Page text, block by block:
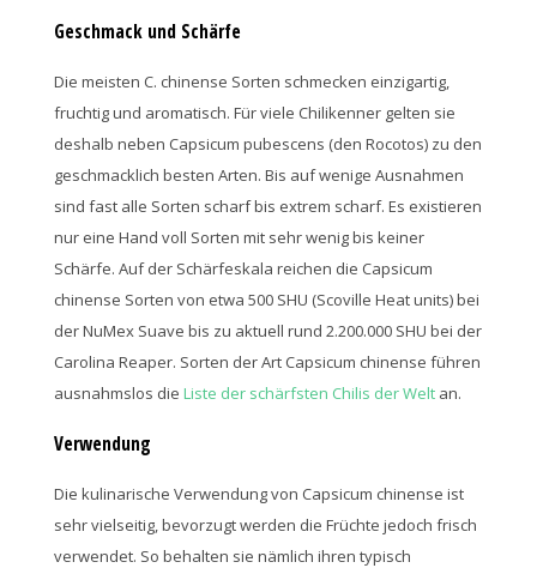
Geschmack und Schärfe
Die meisten C. chinense Sorten schmecken einzigartig,
fruchtig und aromatisch. Für viele Chilikenner gelten sie
deshalb neben Capsicum pubescens (den Rocotos) zu den
geschmacklich besten Arten. Bis auf wenige Ausnahmen
sind fast alle Sorten scharf bis extrem scharf. Es existieren
nur eine Hand voll Sorten mit sehr wenig bis keiner
Schärfe. Auf der Schärfeskala reichen die Capsicum
chinense Sorten von etwa 500 SHU (Scoville Heat units) bei
der NuMex Suave bis zu aktuell rund 2.200.000 SHU bei der
Carolina Reaper. Sorten der Art Capsicum chinense führen
ausnahmslos die Liste der schärfsten Chilis der Welt an.
Verwendung
Die kulinarische Verwendung von Capsicum chinense ist
sehr vielseitig, bevorzugt werden die Früchte jedoch frisch
verwendet. So behalten sie nämlich ihren typisch